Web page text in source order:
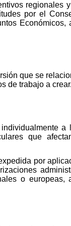
regionales
por el
que se
de trabajo a crear.
a
que
por
o